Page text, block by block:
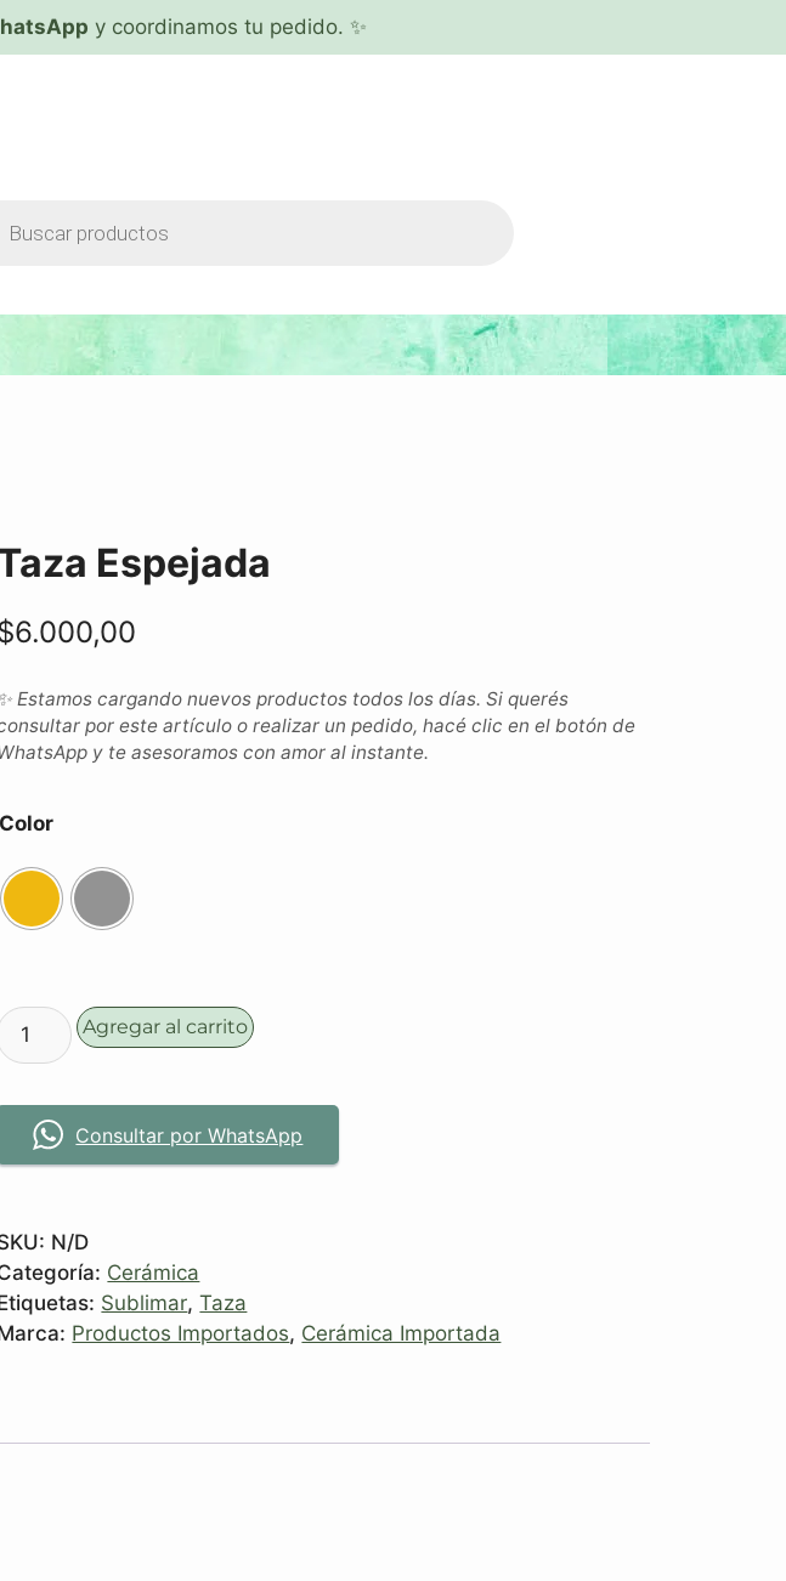
y coordinamos tu pedido. ✨
Espejada
6.000,00
✨ Estamos cargando nuevos productos todos los días. Si querés
por este artículo o realizar un pedido, hacé clic en el botón de
y te asesoramos con amor al instante.
Color
Agregar al carrito
Consultar por WhatsApp
N/D
Cerámica
Sublimar,Taza
Productos Importados, Cerámica Importada